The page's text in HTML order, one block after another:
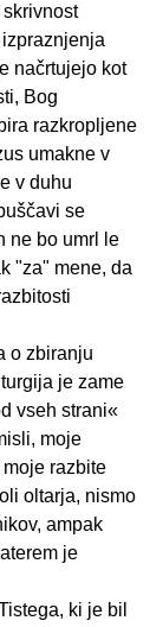
skrivnost
načrtujejo kot
Bog
razkropljene
umakne v
v duhu
se
ne bo umrl le
"za" mene, da
o zbiranju
je zame
vseh strani«
moje
razbite
oltarja, nismo
ampak
je
ki je bil